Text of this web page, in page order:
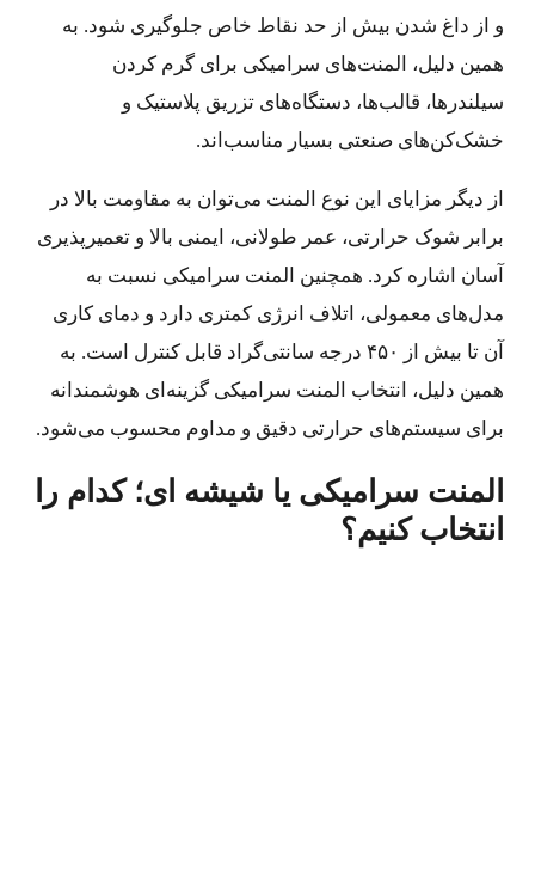
و از داغ شدن بیش از حد نقاط خاص جلوگیری شود. به
همین دلیل، المنت‌های سرامیکی برای گرم کردن
سیلندرها، قالب‌ها، دستگاه‌های تزریق پلاستیک و
خشک‌کن‌های صنعتی بسیار مناسب‌اند.
از دیگر مزایای این نوع المنت می‌توان به مقاومت بالا در
برابر شوک حرارتی، عمر طولانی، ایمنی بالا و تعمیرپذیری
آسان اشاره کرد. همچنین المنت سرامیکی نسبت به
مدل‌های معمولی، اتلاف انرژی کمتری دارد و دمای کاری
آن تا بیش از ۴۵۰ درجه سانتی‌گراد قابل کنترل است. به
همین دلیل، انتخاب المنت سرامیکی گزینه‌ای هوشمندانه
برای سیستم‌های حرارتی دقیق و مداوم محسوب می‌شود.
المنت سرامیکی یا شیشه ای؛ کدام را
انتخاب کنیم؟